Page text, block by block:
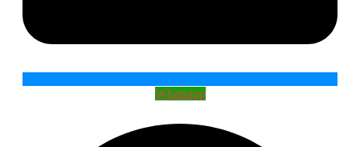
Whatsapp